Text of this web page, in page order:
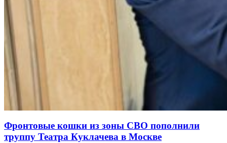
Фронтовые кошки из зоны СВО пополнили
труппу Театра Куклачева в Москве